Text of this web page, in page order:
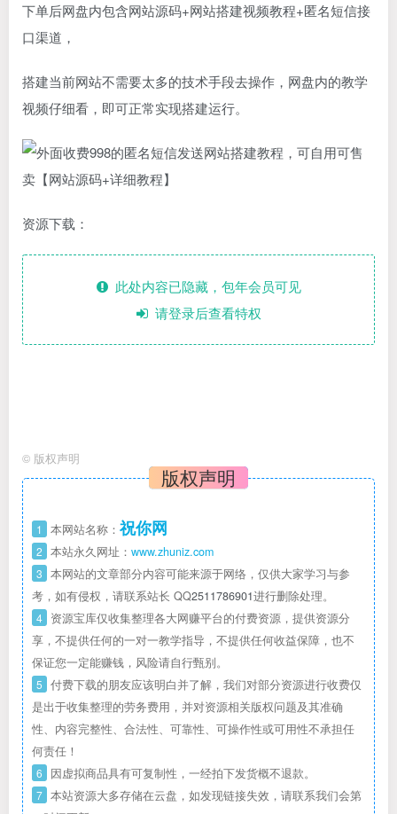
下单后网盘内包含网站源码+网站搭建视频教程+匿名短信接
口渠道，
搭建当前网站不需要太多的技术手段去操作，网盘内的教学
视频仔细看，即可正常实现搭建运行。
资源下载：
此处内容已隐藏，包年会员可见
请登录后查看特权
© 版权声明
版权声明
1 本网站名称： 祝你网
2 本站永久网址： www.zhuniz.com
3 本网站的文章部分内容可能来源于网络，仅供大家学习与参
考，如有侵权，请联系站长 QQ2511786901进行删除处理。
4 资源宝库仅收集整理各大网赚平台的付费资源，提供资源分
享，不提供任何的一对一教学指导，不提供任何收益保障，也不
保证您一定能赚钱，风险请自行甄别。
5 付费下载的朋友应该明白并了解，我们对部分资源进行收费仅
是出于收集整理的劳务费用，并对资源相关版权问题及其准确
性、内容完整性、合法性、可靠性、可操作性或可用性不承担任
何责任！
6 因虚拟商品具有可复制性，一经拍下发货概不退款。
7 本站资源大多存储在云盘，如发现链接失效，请联系我们会第